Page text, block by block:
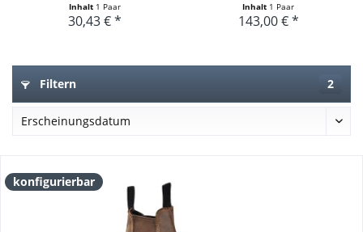
Inhalt 1 Paar
30,43 € *
Inhalt 1 Paar
143,00 € *
Filtern 2
konfigurierbar